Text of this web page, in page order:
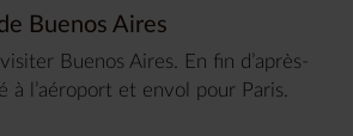
Buenos Aires
Buenos Aires. En fin d’après-
l’aéroport et envol pour Paris.